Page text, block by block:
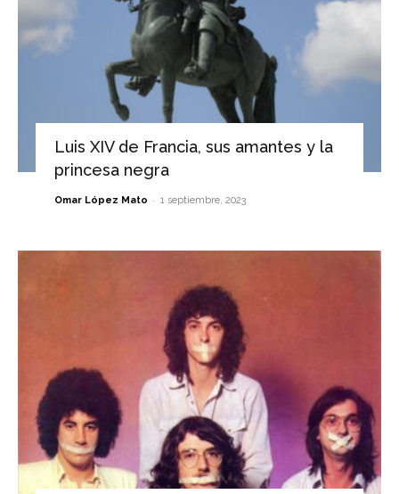
Luis XIV de Francia, sus amantes y la
princesa negra
Omar López Mato - 1 septiembre, 2023